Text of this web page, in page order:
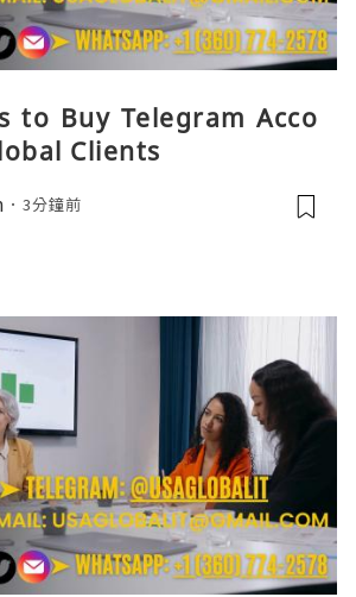
to Buy Telegram Acco
Clients
3分鐘前